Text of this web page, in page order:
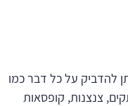
ניתן להדביק על כל דבר כמו
צנצנות, קופסאות